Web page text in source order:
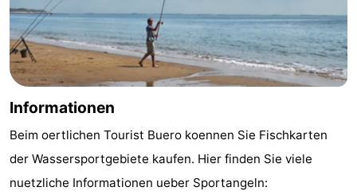
Mantelingen
Westkapelle
-
Natur
Walcherse
bos
-
Dishoek
-
Vlissingen
-
Middelburg
Zeeuws-
Informationen
Beim oertlichen Tourist Buero koennen Sie Fischkarten
der Wassersportgebiete kaufen. Hier finden Sie viele
nuetzliche Informationen ueber Sportangeln: